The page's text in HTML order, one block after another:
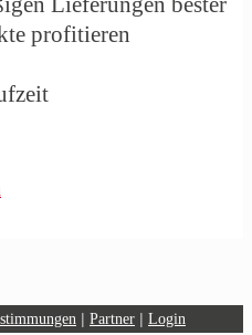
profitieren
| Partner | Login